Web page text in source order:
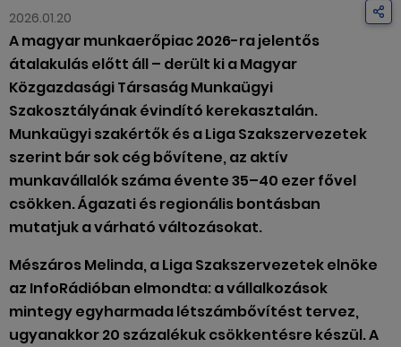
2026.01.20
A magyar munkaerőpiac 2026-ra jelentős
átalakulás előtt áll – derült ki a Magyar
Közgazdasági Társaság Munkaügyi
Szakosztályának évindító kerekasztalán.
Munkaügyi szakértők és a Liga Szakszervezetek
szerint bár sok cég bővítene, az aktív
munkavállalók száma évente 35–40 ezer fővel
csökken. Ágazati és regionális bontásban
mutatjuk a várható változásokat.
Mészáros Melinda, a Liga Szakszervezetek elnöke
az InfoRádióban elmondta: a vállalkozások
mintegy egyharmada létszámbővítést tervez,
ugyanakkor 20 százalékuk csökkentésre készül. A